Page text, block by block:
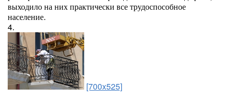
выходило на них практически все трудоспособное
население.
4.
[700x525]